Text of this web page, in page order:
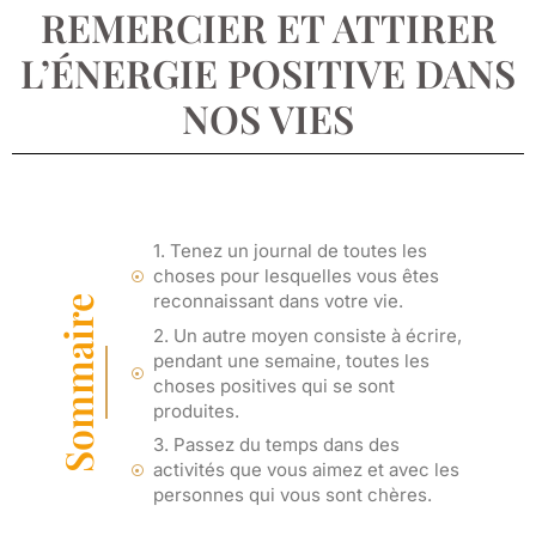
REMERCIER ET ATTIRER
L’ÉNERGIE POSITIVE DANS
NOS VIES
Sommaire
1. Tenez un journal de toutes les
choses pour lesquelles vous êtes
reconnaissant dans votre vie.
2. Un autre moyen consiste à écrire,
pendant une semaine, toutes les
choses positives qui se sont
produites.
3. Passez du temps dans des
activités que vous aimez et avec les
personnes qui vous sont chères.